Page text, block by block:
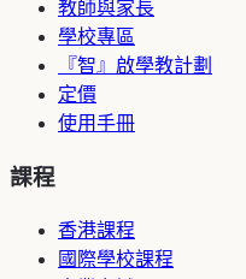
教師與家長
學校專區
『智』啟學教計劃
定價
使用手冊
課程
香港課程
國際學校課程